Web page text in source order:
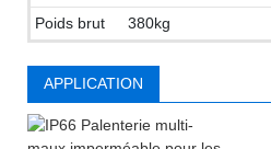
Poids brut 380kg
APPLICATION